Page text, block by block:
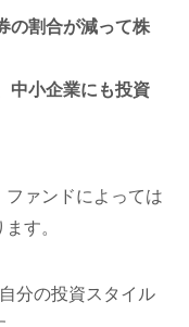
の割合が減って株
中小企業にも投資
ァンドによっては
す。
分の投資スタイル